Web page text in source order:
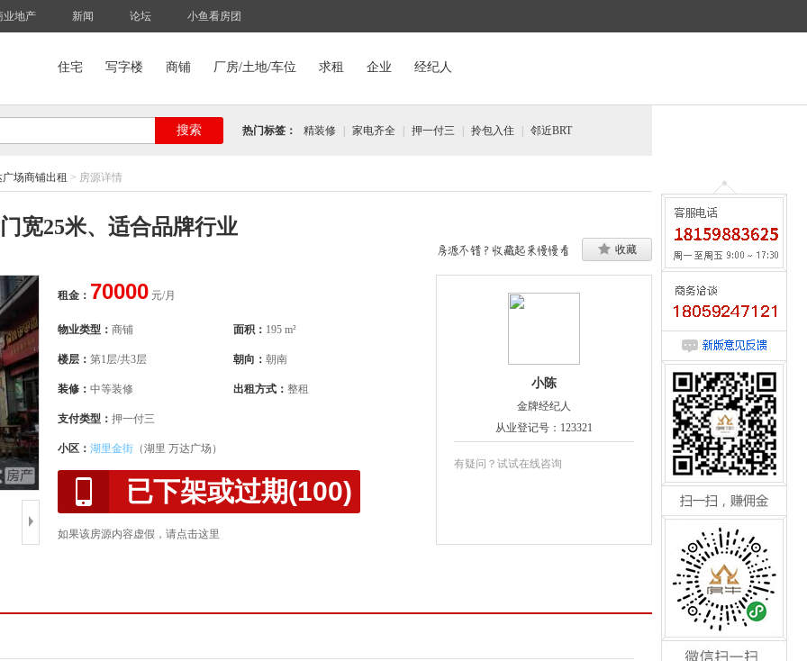
业地产 新闻 论坛 小鱼看房团
住宅 写字楼 商铺 厂房/土地/车位 求租 企业 经纪人
搜索 热门标签： 精装修 家电齐全 押一付三 拎包入住 邻近BRT
场商铺出租 > 房源详情
宽25米、适合品牌行业
收藏
租金： 70000 元/月
物业类型： 商铺 面积： 195 m²
楼层： 第1层/共3层 朝向： 朝南
装修： 中等装修 出租方式： 整租
支付类型： 押一付三
小区： 湖里金街 （湖里 万达广场）
已下架或过期(100)
如果该房源内容虚假，请点击这里
小陈
金牌经纪人
从业登记号：123321
有疑问？试试在线咨询
意见反馈
咨询请来电:0592-5534177
扫一扫，赚佣金
咨询请来电:0592-5534177
微信扫一扫，购房顾问全